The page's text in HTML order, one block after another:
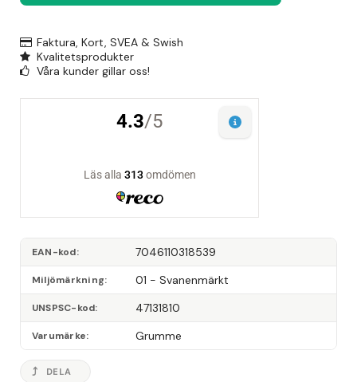
Faktura, Kort, SVEA & Swish
Kvalitetsprodukter
Våra kunder gillar oss!
EAN-kod 7046110318539
Miljömärkning 01 - Svanenmärkt
UNSPSC-kod 47131810
Varumärke Grumme
DELA